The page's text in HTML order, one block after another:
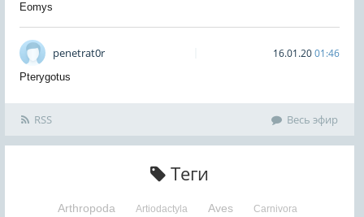
Eomys
penetrat0r 16.01.2001:46
Pterygotus
RSS Весь эфир
Теги
Arthropoda Artiodactyla Aves
Carnivora